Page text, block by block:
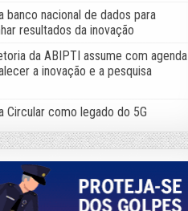
banco nacional de dados para
resultados da inovação
da ABIPTI assume com agenda
a inovação e a pesquisa
Circular como legado do 5G